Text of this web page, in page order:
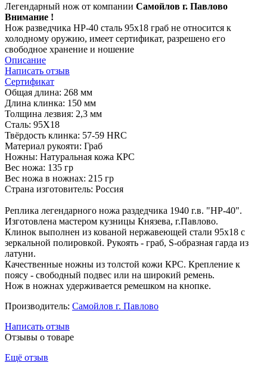
Легендарный нож от компании Самойлов г. Павлово
Внимание !
Нож разведчика НР-40 сталь 95х18 граб не относится к
холодному оружию, имеет сертификат, разрешено его
свободное хранение и ношение
Описание
Написать отзыв
Сертификат
Общая длина: 268 мм
Длина клинка: 150 мм
Толщина лезвия: 2,3 мм
Сталь: 95Х18
Твёрдость клинка: 57-59 HRC
Материал рукояти: Граб
Ножны: Натуральная кожа КРС
Вес ножа: 135 гр
Вес ножа в ножнах: 215 гр
Страна изготовитель: Россия
Реплика легендарного ножа раздедчика 1940 г.в. "НР-40".
Изготовлена мастером кузницы Князева, г.Павлово.
Клинок выполнен из кованой нержавеющей стали 95х18 с
зеркальной полировкой. Рукоять - граб, S-образная гарда из
латуни.
Качественные ножны из толстой кожи КРС. Крепление к
поясу - свободный подвес или на широкий ремень.
Нож в ножнах удерживается ремешком на кнопке.
Производитель: Самойлов г. Павлово
Написать отзыв
Отзывы о товаре
Ещё отзыв